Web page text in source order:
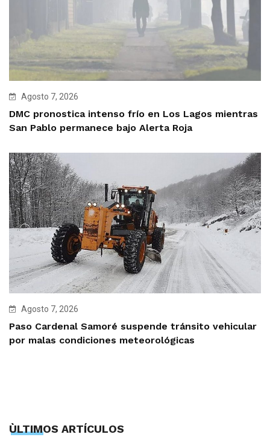
Agosto 7, 2026
DMC pronostica intenso frío en Los Lagos mientras
San Pablo permanece bajo Alerta Roja
Agosto 7, 2026
Paso Cardenal Samoré suspende tránsito vehicular
por malas condiciones meteorológicas
ÙLTIMOS ARTÍCULOS